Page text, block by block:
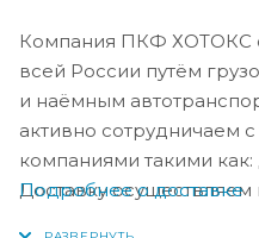
Компания ПКФ ХОТОКС
всей России путём
и наёмным
активно сотрудничаем
компаниями такими
Доставку
Подробнее о доставке